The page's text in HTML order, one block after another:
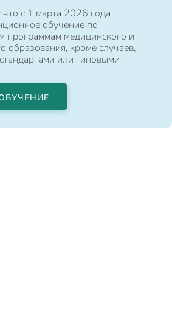
с 1 марта 2026 года
обучение по
программам медицинского и
образования, кроме случаев,
или типовыми